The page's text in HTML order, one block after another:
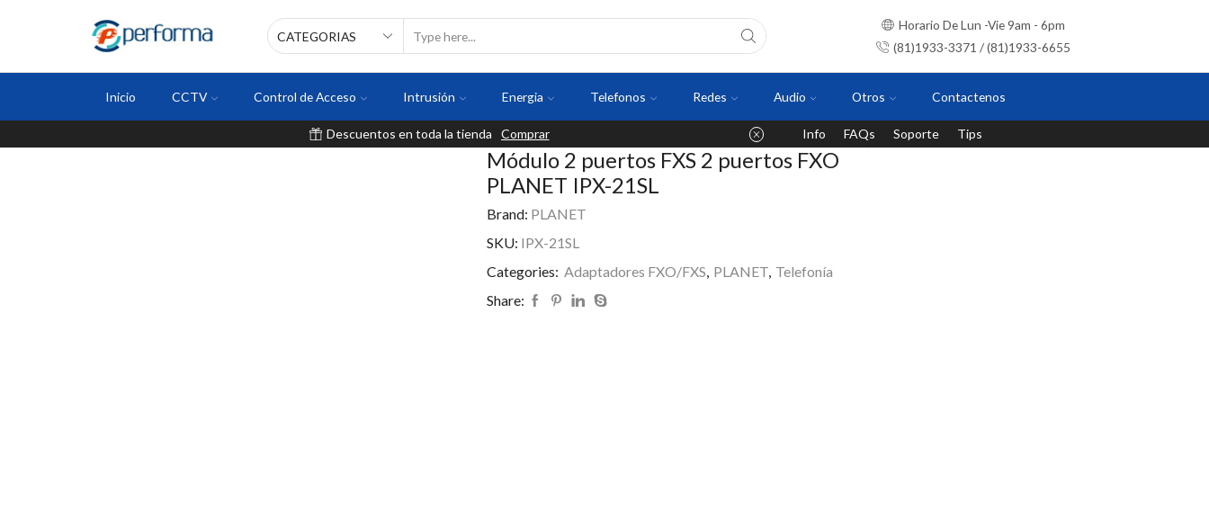
Horario De Lun -Vie 9am - 6pm
(81)1933-3371 / (81)1933-6655
Inicio CCTV Control de Acceso Intrusión Energia Telefonos Redes Audio Otros Contactenos
Descuentos en toda la tienda Comprar Info FAQs Soporte Tips
Módulo 2 puertos FXS 2 puertos FXO
PLANET IPX-21SL
Brand: PLANET
SKU: IPX-21SL
Categories: Adaptadores FXO/FXS, PLANET, Telefonía
Share: